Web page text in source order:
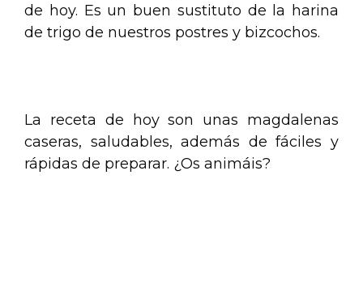
de hoy. Es un buen sustituto de la harina
de trigo de nuestros postres y bizcochos.
La receta de hoy son unas magdalenas
caseras, saludables, además de fáciles y
rápidas de preparar. ¿Os animáis?